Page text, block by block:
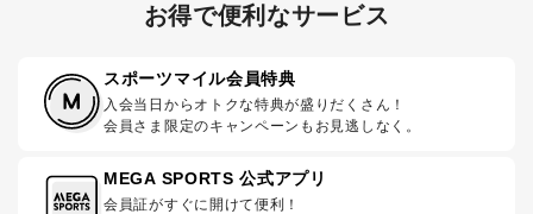
お得で便利なサービス
スポーツマイル会員特典
入会当日からオトクな特典が盛りだくさん！
会員さま限定のキャンペーンもお見逃しなく。
MEGA SPORTS 公式アプリ
会員証がすぐに開けて便利！